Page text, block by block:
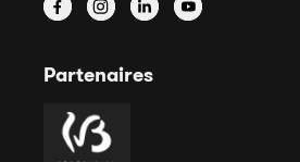
Partenaires